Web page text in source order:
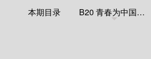
本期目录 B20 青春为中国式现代化挺膺担当